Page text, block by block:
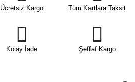
Ücretsiz Kargo Tüm Kartlara Taksit
Kolay İade Şeffaf Kargo